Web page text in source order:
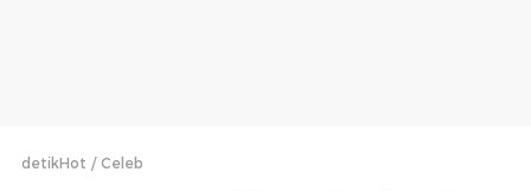
detikHot Celeb